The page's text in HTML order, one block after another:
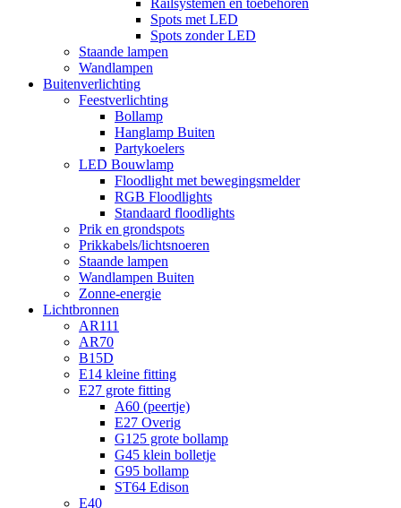
Railsystemen en toebehoren
Spots met LED
Spots zonder LED
Staande lampen
Wandlampen
Buitenverlichting
Feestverlichting
Bollamp
Hanglamp Buiten
Partykoelers
LED Bouwlamp
Floodlight met bewegingsmelder
RGB Floodlights
Standaard floodlights
Prik en grondspots
Prikkabels/lichtsnoeren
Staande lampen
Wandlampen Buiten
Zonne-energie
Lichtbronnen
AR111
AR70
B15D
E14 kleine fitting
E27 grote fitting
A60 (peertje)
E27 Overig
G125 grote bollamp
G45 klein bolletje
G95 bollamp
ST64 Edison
E40